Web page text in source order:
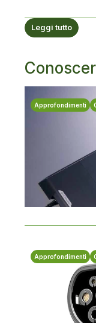
Leggi tutto
Approfondimenti
Approfondimenti